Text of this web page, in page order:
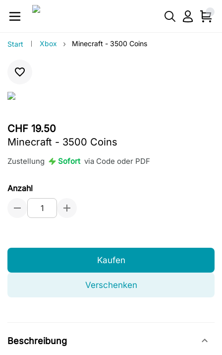
Start Xbox › Minecraft - 3500 Coins
CHF 19.50
Minecraft - 3500 Coins
Zustellung Sofort via Code oder PDF
Anzahl
Kaufen
Verschenken
Beschreibung